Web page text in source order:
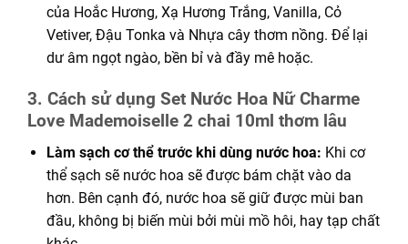
của Hoắc Hương, Xạ Hương Trắng, Vanilla, Cỏ
Vetiver, Đậu Tonka và Nhựa cây thơm nồng. Để lại
dư âm ngọt ngào, bền bỉ và đầy mê hoặc.
3. Cách sử dụng Set Nước Hoa Nữ Charme
Love Mademoiselle 2 chai 10ml thơm lâu
Làm sạch cơ thể trước khi dùng nước hoa: Khi cơ
thể sạch sẽ nước hoa sẽ được bám chặt vào da
hơn. Bên cạnh đó, nước hoa sẽ giữ được mùi ban
đầu, không bị biến mùi bởi mùi mồ hôi, hay tạp chất